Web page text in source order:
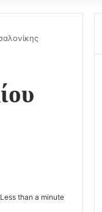
Less than a minute